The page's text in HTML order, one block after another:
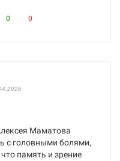
0 0
Маматова
с головными болями,
память и зрение